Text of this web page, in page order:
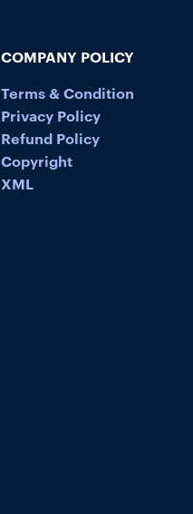
COMPANY POLICY
Terms & Condition
Privacy Policy
Refund Policy
Copyright
XML